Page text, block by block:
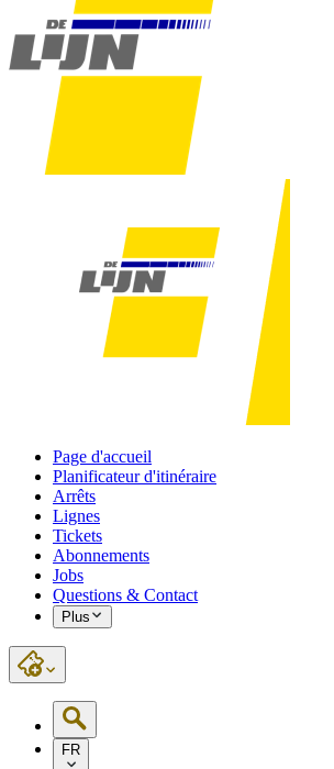
Page d'accueil
Planificateur d'itinéraire
Arrêts
Lignes
Tickets
Abonnements
Jobs
Questions & Contact
Plus
FR